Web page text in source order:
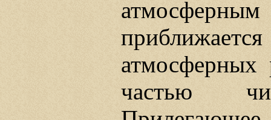
атмосферных
частью